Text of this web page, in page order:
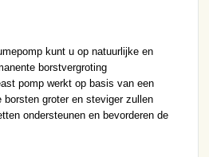
kunt u op natuurlijke en
borstvergroting
pomp werkt op basis van een
borsten groter en steviger zullen
ondersteunen en bevorderen de